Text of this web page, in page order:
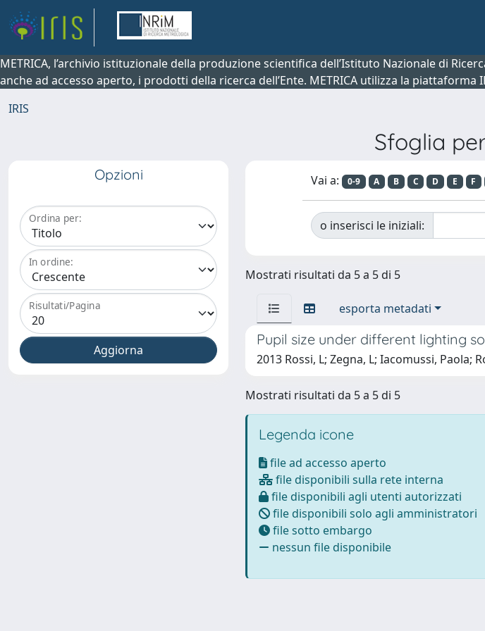
METRICA, l’archivio istituzionale della produzione scientifica dell’Istituto Nazionale di
anche ad accesso aperto, i prodotti della ricerca dell’Ente. METRICA utilizza la
IRIS
Sfoglia
Opzioni
Ordina per:
In ordine:
Risultati/Pagina
Vai a: 0-9 A B C D E F
o inserisci le iniziali:
Mostrati risultati da 5 a 5 di 5
esporta metadati
Pupil size under different lighting
2013 Rossi, L; Zegna, L; Iacomussi, Paola;
Mostrati risultati da 5 a 5 di 5
Legenda icone
file ad accesso aperto
file disponibili sulla rete interna
file disponibili agli utenti autorizzati
file disponibili solo agli amministratori
file sotto embargo
nessun file disponibile